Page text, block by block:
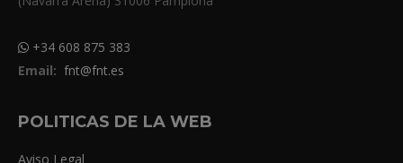
+34 608 875 383
Email: fnt@fnt.es
POLITICAS DE LA WEB
Aviso Legal